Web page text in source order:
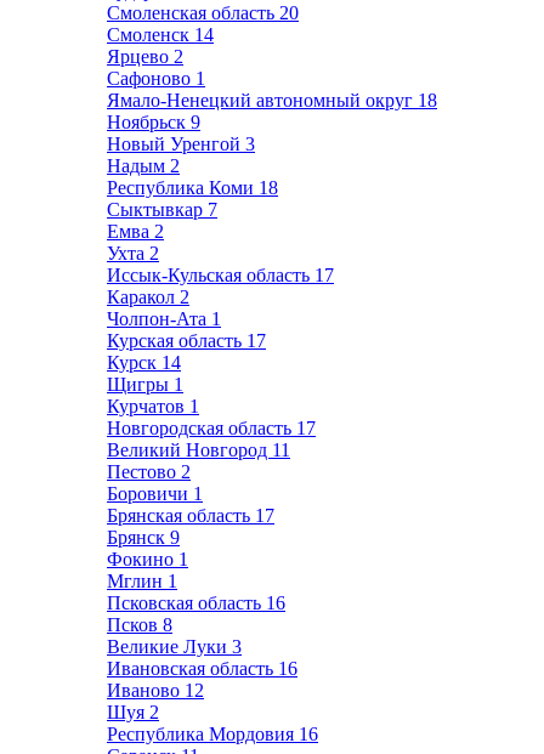
Смоленская область 20
Смоленск 14
Ярцево 2
Сафоново 1
Ямало-Ненецкий автономный округ 18
Ноябрьск 9
Новый Уренгой 3
Надым 2
Республика Коми 18
Сыктывкар 7
Емва 2
Ухта 2
Иссык-Кульская область 17
Каракол 2
Чолпон-Ата 1
Курская область 17
Курск 14
Щигры 1
Курчатов 1
Новгородская область 17
Великий Новгород 11
Пестово 2
Боровичи 1
Брянская область 17
Брянск 9
Фокино 1
Мглин 1
Псковская область 16
Псков 8
Великие Луки 3
Ивановская область 16
Иваново 12
Шуя 2
Республика Мордовия 16